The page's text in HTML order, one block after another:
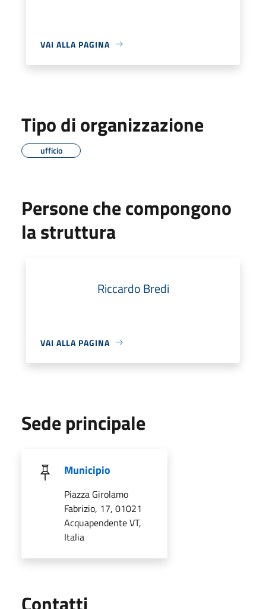
VAI ALLA PAGINA
Tipo di organizzazione
ufficio
Persone che compongono
la struttura
Riccardo Bredi
VAI ALLA PAGINA
Sede principale
Municipio
Piazza Girolamo
Fabrizio, 17, 01021
Acquapendente VT,
Italia